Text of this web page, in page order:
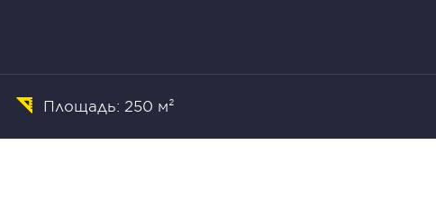
Площадь: 250 м²